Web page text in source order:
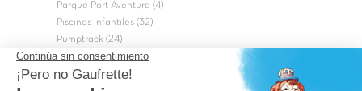
Parque Port Aventura (4)
Piscinas infantiles (32)
Pumptrack (24)
Puy du Fou (2)
Roma